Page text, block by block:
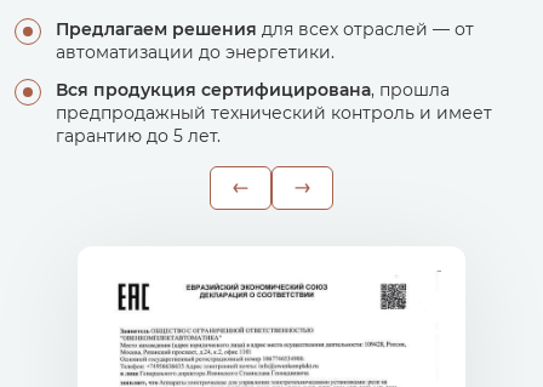
Предлагаем решения для всех отраслей — от
автоматизации до энергетики.
Вся продукция сертифицирована, прошла
предпродажный технический контроль и имеет
гарантию до 5 лет.